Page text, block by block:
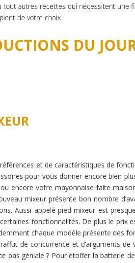
tout autres recettes qui nécessitent une
de votre choix.
DU
et de caractéristiques de
pour vous donner encore bien
encore votre mayonnaise faite
mixeur présente bon nombre
Aussi appelé pied mixeur est
fonctionnalités. De plus le prix
chaque modèle présente des
de concurrence et d’arguments de
pas géniale ? Pour étoffer la batterie